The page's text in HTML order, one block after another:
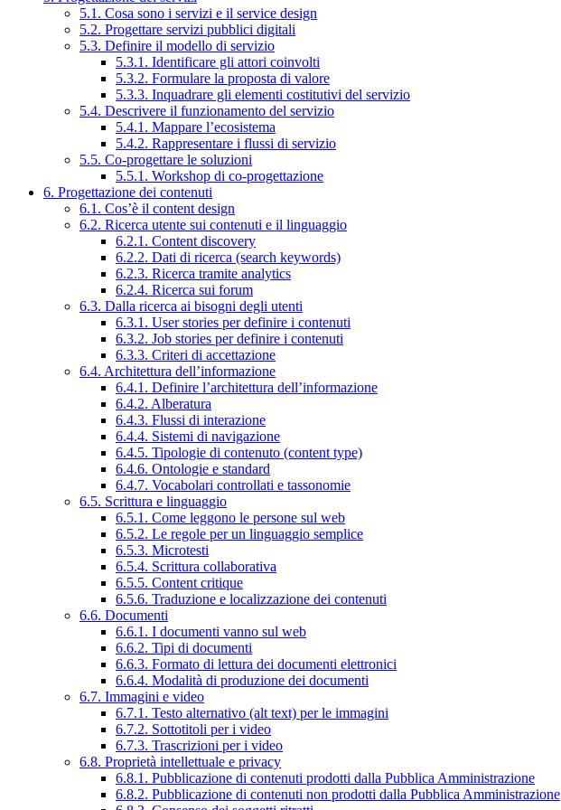
5.1. Cosa sono i servizi e il service design
5.2. Progettare servizi pubblici digitali
5.3. Definire il modello di servizio
5.3.1. Identificare gli attori coinvolti
5.3.2. Formulare la proposta di valore
5.3.3. Inquadrare gli elementi costitutivi del servizio
5.4. Descrivere il funzionamento del servizio
5.4.1. Mappare l’ecosistema
5.4.2. Rappresentare i flussi di servizio
5.5. Co-progettare le soluzioni
5.5.1. Workshop di co-progettazione
6. Progettazione dei contenuti
6.1. Cos’è il content design
6.2. Ricerca utente sui contenuti e il linguaggio
6.2.1. Content discovery
6.2.2. Dati di ricerca (search keywords)
6.2.3. Ricerca tramite analytics
6.2.4. Ricerca sui forum
6.3. Dalla ricerca ai bisogni degli utenti
6.3.1. User stories per definire i contenuti
6.3.2. Job stories per definire i contenuti
6.3.3. Criteri di accettazione
6.4. Architettura dell’informazione
6.4.1. Definire l’architettura dell’informazione
6.4.2. Alberatura
6.4.3. Flussi di interazione
6.4.4. Sistemi di navigazione
6.4.5. Tipologie di contenuto (content type)
6.4.6. Ontologie e standard
6.4.7. Vocabolari controllati e tassonomie
6.5. Scrittura e linguaggio
6.5.1. Come leggono le persone sul web
6.5.2. Le regole per un linguaggio semplice
6.5.3. Microtesti
6.5.4. Scrittura collaborativa
6.5.5. Content critique
6.5.6. Traduzione e localizzazione dei contenuti
6.6. Documenti
6.6.1. I documenti vanno sul web
6.6.2. Tipi di documenti
6.6.3. Formato di lettura dei documenti elettronici
6.6.4. Modalità di produzione dei documenti
6.7. Immagini e video
6.7.1. Testo alternativo (alt text) per le immagini
6.7.2. Sottotitoli per i video
6.7.3. Trascrizioni per i video
6.8. Proprietà intellettuale e privacy
6.8.1. Pubblicazione di contenuti prodotti dalla Pubblica Amministrazione
6.8.2. Pubblicazione di contenuti non prodotti dalla Pubblica Amministrazione